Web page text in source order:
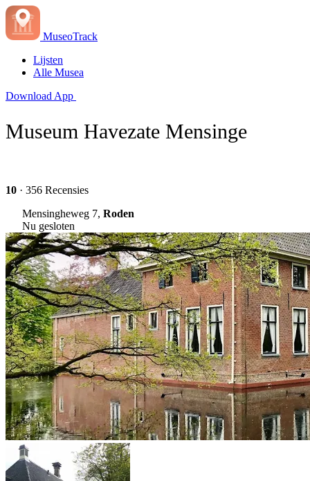
MuseoTrack
Lijsten
Alle Musea
Download App
Museum Havezate Mensinge
10 · 356 Recensies
Mensingheweg 7, Roden
Nu gesloten